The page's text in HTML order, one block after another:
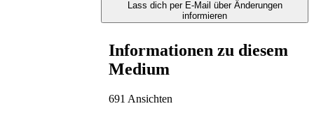
Lass dich per E-Mail über Änderungen
informieren
Informationen zu diesem
Medium
691 Ansichten